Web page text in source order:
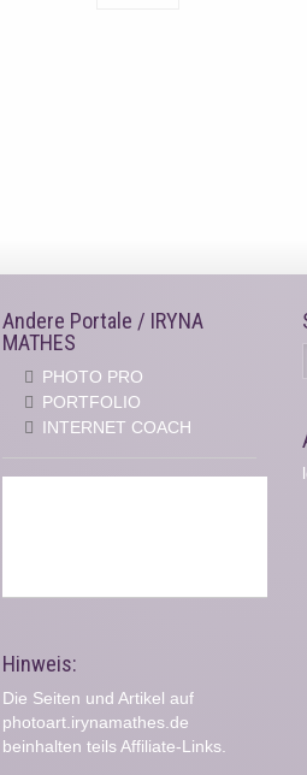
Andere Portale / IRYNA
MATHES
PHOTO PRO
PORTFOLIO
INTERNET COACH
Hinweis:
Die Seiten und Artikel auf
photoart.irynamathes.de
beinhalten teils Affiliate-Links.